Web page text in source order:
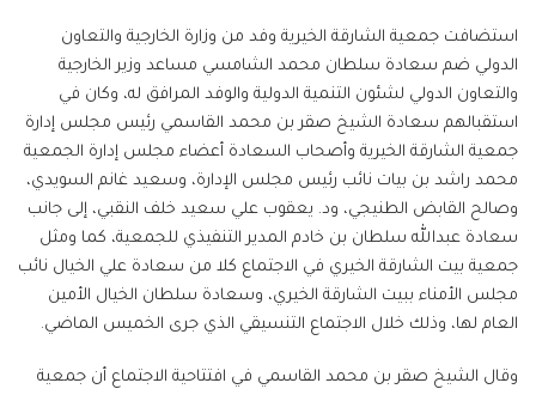
استضافت جمعية الشارقة الخيرية وفد من وزارة الخارجية والتعاون
الدولي ضم سعادة سلطان محمد الشامسي مساعد وزير الخارجية
والتعاون الدولي لشئون التنمية الدولية والوفد المرافق له، وكان في
استقبالهم سعادة الشيخ صقر بن محمد القاسمي رئيس مجلس إدارة
جمعية الشارقة الخيرية وأصحاب السعادة أعضاء مجلس إدارة الجمعية
محمد راشد بن بيات نائب رئيس مجلس الإدارة، وسعيد غانم السويدي،
وصالح القابض الطنيجي، ود. يعقوب علي سعيد خلف النقبي، إلى جانب
سعادة عبدالله سلطان بن خادم المدير التنفيذي للجمعية، كما ومثل
جمعية بيت الشارقة الخيري في الاجتماع كلا من سعادة علي الخيال نائب
مجلس الأمناء ببيت الشارقة الخيري، وسعادة سلطان الخيال الأمين
العام لها، وذلك خلال الاجتماع التنسيقي الذي جرى الخميس الماضي.
وقال الشيخ صقر بن محمد القاسمي في افتتاحية الاجتماع أن جمعية